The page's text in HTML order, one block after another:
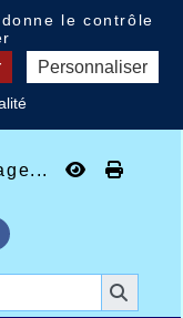
le contrôle
Personnaliser